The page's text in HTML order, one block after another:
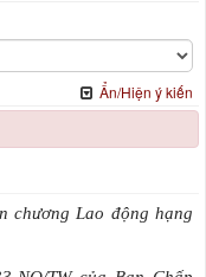
Ẩn/Hiện ý kiến
chương Lao động hạng